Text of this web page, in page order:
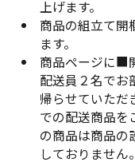
上げます。
商品の組立て開
ます。
商品ページに■
配送員２名でお
帰らせていただ
での配送商品を
の商品は商品の
しておりません。